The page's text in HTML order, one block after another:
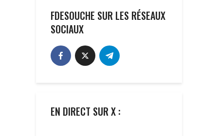
FDESOUCHE SUR LES RÉSEAUX
SOCIAUX
EN DIRECT SUR X :